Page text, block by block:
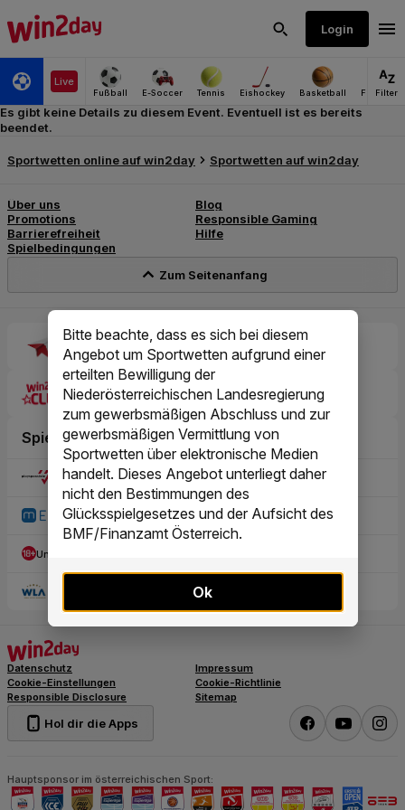
Bitte beachte, dass es sich bei diesem
Angebot um Sportwetten aufgrund einer
erteilten Bewilligung der
Niederösterreichischen Landesregierung
zum gewerbsmäßigen Abschluss und zur
gewerbsmäßigen Vermittlung von
Sportwetten über elektronische Medien
handelt. Dieses Angebot unterliegt daher
nicht den Bestimmungen des
Glücksspielgesetzes und der Aufsicht des
BMF/Finanzamt Österreich.
Ok
Es gibt keine Details zu diesem Event. Eventuell ist es bereits
beendet.